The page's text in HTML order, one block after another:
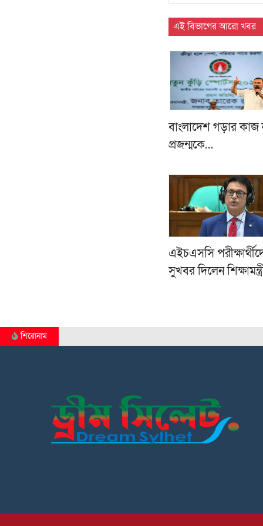
এই বিভাগের আরো খবর
বাংলাদেশ গড়ার
প্রজন্মকে…
এইচএসসি
সুখবর দিলেন
শিরোনাম